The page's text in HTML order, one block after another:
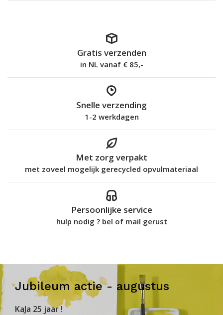
Gratis verzenden
in NL vanaf € 85,-
Snelle verzending
1-2 werkdagen
Met zorg verpakt
met zoveel mogelijk gerecycled opvulmateriaal
Persoonlijke service
hulp nodig ? bel of mail gerust
Jubileum actie - augustus
KaJa 25 jaar !